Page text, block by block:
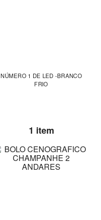
NÚMERO 1 DE LED -BRANCO
FRIO
1 item